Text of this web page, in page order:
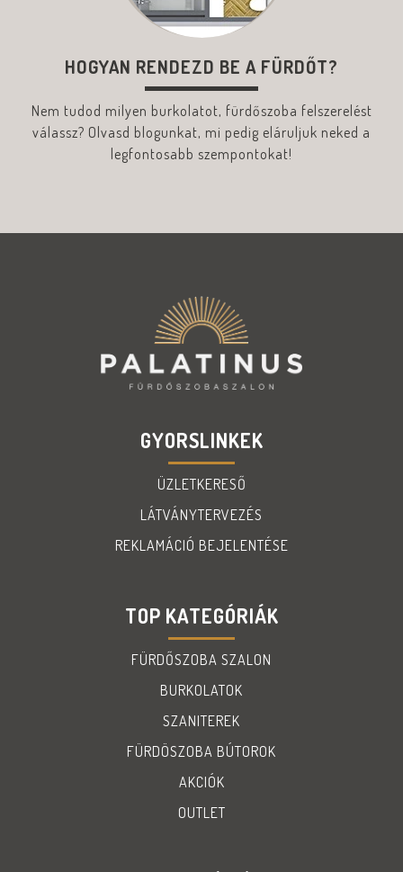
HOGYAN RENDEZD BE A FÜRDŐT?
Nem tudod milyen burkolatot, fürdőszoba felszerelést
válassz? Olvasd blogunkat, mi pedig eláruljuk neked a
legfontosabb szempontokat!
GYORSLINKEK
ÜZLETKERESŐ
LÁTVÁNYTERVEZÉS
REKLAMÁCIÓ BEJELENTÉSE
TOP KATEGÓRIÁK
FÜRDŐSZOBA SZALON
BURKOLATOK
SZANITEREK
FÜRDÖSZOBA BÚTOROK
AKCIÓK
OUTLET